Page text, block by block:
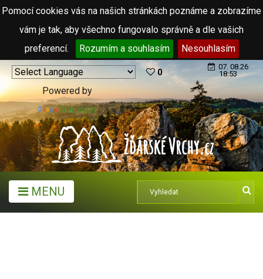
Pomocí cookies vás na našich stránkách poznáme a zobrazíme
vám je tak, aby všechno fungovalo správně a dle vašich
preferencí.
Rozumím a souhlasím Nesouhlasím
Powered by
Translate
0
07. 08.26
18:53
MENU